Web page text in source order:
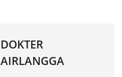
DOKTER
AIRLANGGA